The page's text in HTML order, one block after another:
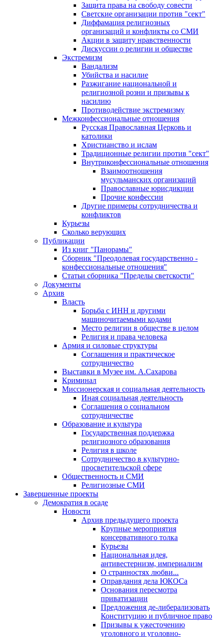
Защита права на свободу совести
Светские организации против "сект"
Диффамация религиозных
организаций и конфликты со СМИ
Акции в защиту нравственности
Дискуссии о религии и обществе
Экстремизм
Вандализм
Убийства и насилие
Разжигание национальной и
религиозной розни и призывы к
насилию
Противодействие экстремизму
Межконфессиональные отношения
Русская Православная Церковь и
католики
Христианство и ислам
Традиционные религии против "сект"
Внутриконфессиональные отношения
Взаимоотношения
мусульманских организаций
Православные юрисдикции
Прочие конфессии
Другие примеры сотрудничества и
конфликтов
Курьезы
Сколько верующих
Публикации
Из книг "Панорамы"
Сборник "Преодолевая государственно -
конфессиональные отношения"
Статьи сборника "Пределы светскости"
Документы
Архив
Власть
Борьба с ИНН и другими
машиночитаемыми кодами
Место религии в обществе в целом
Религия и права человека
Армия и силовые структуры
Соглашения и практическое
сотрудничество
Выставки в Музее им. А.Сахарова
Криминал
Миссионерская и социальная деятельность
Иная социальная деятельность
Соглашения о социальном
сотрудничестве
Образование и культура
Государственная поддержка
религиозного образования
Религия в школе
Сотрудничество в культурно-
просветительской сфере
Общественность и СМИ
Религиозные СМИ
Завершенные проекты
Демократия в осаде
Новости
Архив предыдущего проекта
Крупные мероприятия
консервативного толка
Курьезы
Национальная идея,
антивестернизм, империализм
О странностях любви...
Оправдания дела ЮКОСа
Основания пересмотра
приватизации
Предложения де-либерализовать
Конституцию и публичное право
Призывы к ужесточению
уголовного и уголовно-